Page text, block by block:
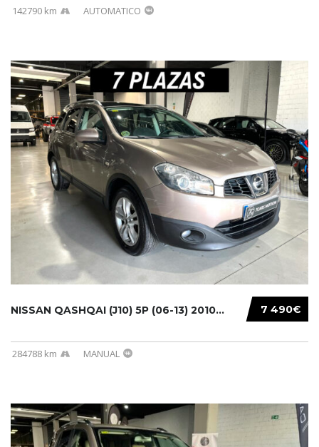
142790 km AUTOMATICO
7 490€
NISSAN QASHQAI (J10) 5P (06-13) 2010...
284788 km MANUAL